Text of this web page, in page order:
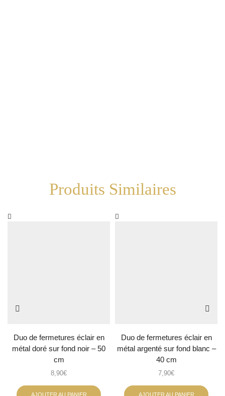
Produits Similaires
Duo de fermetures éclair en
métal doré sur fond noir – 50
cm
8,90€
AJOUTER AU PANIER
Duo de fermetures éclair en
métal argenté sur fond blanc –
40 cm
7,90€
AJOUTER AU PANIER